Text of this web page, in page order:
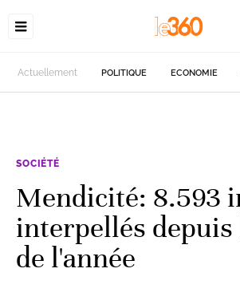
Actuellement POLITIQUE ECONOMIE
SOCIÉTÉ
Mendicité: 8.593
interpellés depuis
de l'année